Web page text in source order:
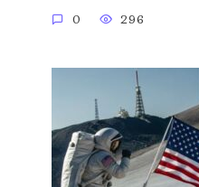
0 296